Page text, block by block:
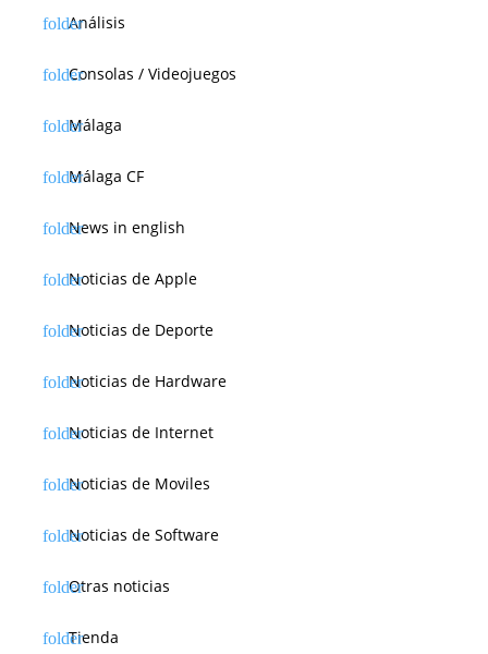
Análisis
Consolas / Videojuegos
Málaga
Málaga CF
News in english
Noticias de Apple
Noticias de Deporte
Noticias de Hardware
Noticias de Internet
Noticias de Moviles
Noticias de Software
Otras noticias
Tienda